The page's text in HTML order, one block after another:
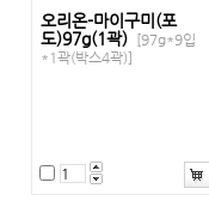
오리온-마이구미(포
도)97g(1곽)
[97g*9입
*1곽(박스4곽)]